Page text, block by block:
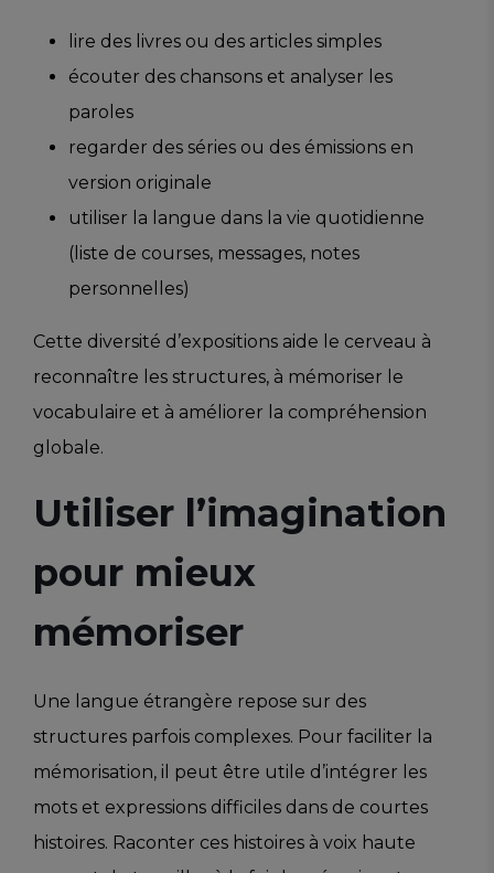
lire des livres ou des articles simples
écouter des chansons et analyser les
paroles
regarder des séries ou des émissions en
version originale
utiliser la langue dans la vie quotidienne
(liste de courses, messages, notes
personnelles)
Cette diversité d’expositions aide le cerveau à
reconnaître les structures, à mémoriser le
vocabulaire et à améliorer la compréhension
globale.
Utiliser l’imagination
pour mieux
mémoriser
Une langue étrangère repose sur des
structures parfois complexes. Pour faciliter la
mémorisation, il peut être utile d’intégrer les
mots et expressions difficiles dans de courtes
histoires. Raconter ces histoires à voix haute